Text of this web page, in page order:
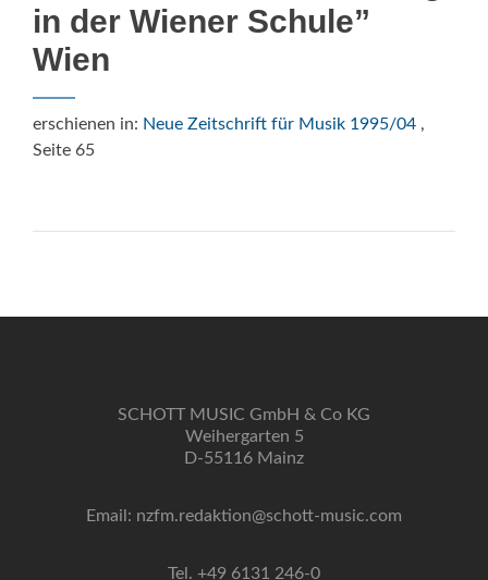
in der Wiener Schule”
Wien
erschienen in: Neue Zeitschrift für Musik 1995/04 ,
Seite 65
SCHOTT MUSIC GmbH & Co KG
Weihergarten 5
D-55116 Mainz
Email: nzfm.redaktion@schott-music.com
Tel. +49 6131 246-0